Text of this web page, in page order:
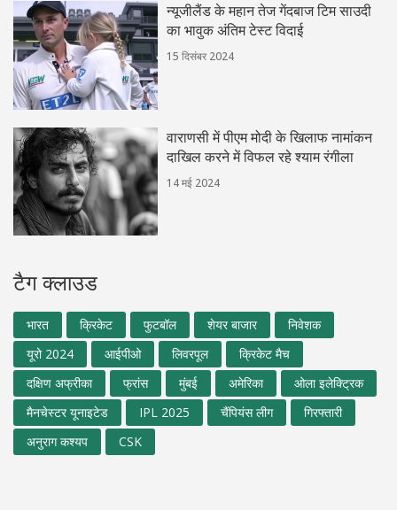
न्यूजीलैंड के महान तेज गेंदबाज टिम साउदी
का भावुक अंतिम टेस्ट विदाई
15 दिसंबर 2024
वाराणसी में पीएम मोदी के खिलाफ नामांकन
दाखिल करने में विफल रहे श्याम रंगीला
14 मई 2024
टैग क्लाउड
भारत क्रिकेट फुटबॉल शेयर बाजार
निवेशक
यूरो 2024
आईपीओ लिवरपूल
क्रिकेट मैच
दक्षिण अफ्रीका
फ्रांस मुंबई अमेरिका
ओला इलेक्ट्रिक
मैनचेस्टर यूनाइटेड
IPL 2025 चैंपियंस लीग
गिरफ्तारी
अनुराग कश्यप
CSK